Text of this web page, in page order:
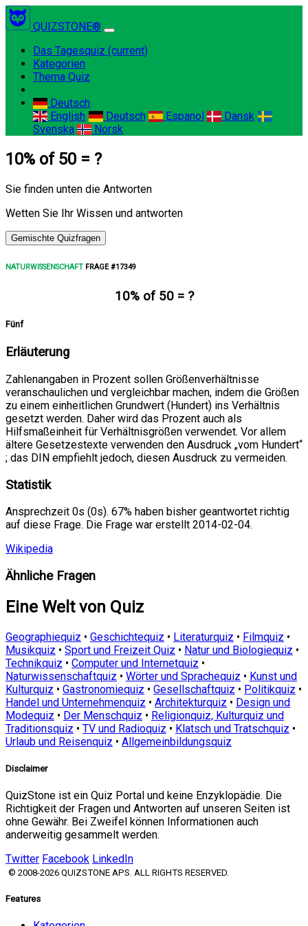
QUIZSTONE®
Das Tagesquiz (current)
Kategorien
Thema Quiz
Deutsch
English
Deutsch Espanol
Dansk
Svenska
Norsk
10% of 50 = ?
Sie finden unten die Antworten
Wetten Sie Ihr Wissen und antworten
Gemischte Quizfragen
NATURWISSENSCHAFT FRAGE #17349
10% of 50 = ?
Fünf
Erläuterung
Zahlenangaben in Prozent sollen Größenverhältnisse
veranschaulichen und vergleichbar machen, indem die Größen
zu einem einheitlichen Grundwert (Hundert) ins Verhältnis
gesetzt werden. Daher wird das Prozent auch als
Hilfsmaßeinheit für Verhältnisgrößen verwendet. Vor allem
ältere Gesetzestexte verwenden den Ausdruck „vom Hundert“
; das DIN empfiehlt jedoch, diesen Ausdruck zu vermeiden.
Statistik
Ansprechzeit 0s (0s). 67% haben bisher geantwortet richtig
auf diese Frage. Die Frage war erstellt 2014-02-04.
Wikipedia
Ähnliche Fragen
Eine Welt von Quiz
Geographiequiz • Geschichtequiz • Literaturquiz • Filmquiz •
Musikquiz • Sport und Freizeit Quiz • Natur und Biologiequiz •
Technikquiz • Computer und Internetquiz •
Naturwissenschaftquiz • Wörter und Sprachequiz • Kunst und
Kulturquiz • Gastronomiequiz • Gesellschaftquiz • Politikquiz •
Handel und Unternehmenquiz • Architekturquiz • Design und
Modequiz • Der Menschquiz • Religionquiz, Kulturquiz und
Traditionsquiz • TV und Radioquiz • Klatsch und Tratschquiz •
Urlaub und Reisenquiz • Allgemeinbildungsquiz
Disclaimer
QuizStone ist ein Quiz Portal und keine Enzyklopädie. Die
Richtigkeit der Fragen und Antworten auf unseren Seiten ist
ohne Gewähr. Bei Zweifel können Informationen auch
anderweitig gesammelt werden.
Twitter Facebook LinkedIn
© 2008-2026 QUIZSTONE APS. ALL RIGHTS RESERVED.
Features